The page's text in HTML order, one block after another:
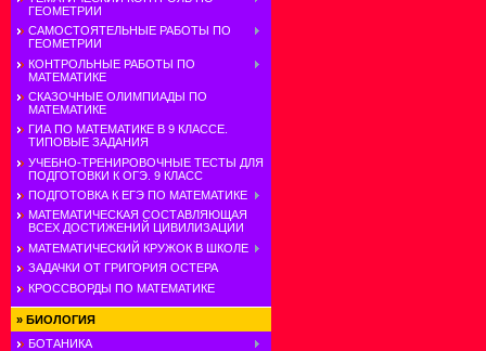
ГЕОМЕТРИИ
САМОСТОЯТЕЛЬНЫЕ РАБОТЫ ПО
ГЕОМЕТРИИ
КОНТРОЛЬНЫЕ РАБОТЫ ПО
МАТЕМАТИКЕ
СКАЗОЧНЫЕ ОЛИМПИАДЫ ПО
МАТЕМАТИКЕ
ГИА ПО МАТЕМАТИКЕ В 9 КЛАССЕ.
ТИПОВЫЕ ЗАДАНИЯ
УЧЕБНО-ТРЕНИРОВОЧНЫЕ ТЕСТЫ ДЛЯ
ПОДГОТОВКИ К ОГЭ. 9 КЛАСС
ПОДГОТОВКА К ЕГЭ ПО МАТЕМАТИКЕ
МАТЕМАТИЧЕСКАЯ СОСТАВЛЯЮЩАЯ
ВСЕХ ДОСТИЖЕНИЙ ЦИВИЛИЗАЦИИ
МАТЕМАТИЧЕСКИЙ КРУЖОК В ШКОЛЕ
ЗАДАЧКИ ОТ ГРИГОРИЯ ОСТЕРА
КРОССВОРДЫ ПО МАТЕМАТИКЕ
» БИОЛОГИЯ
БОТАНИКА